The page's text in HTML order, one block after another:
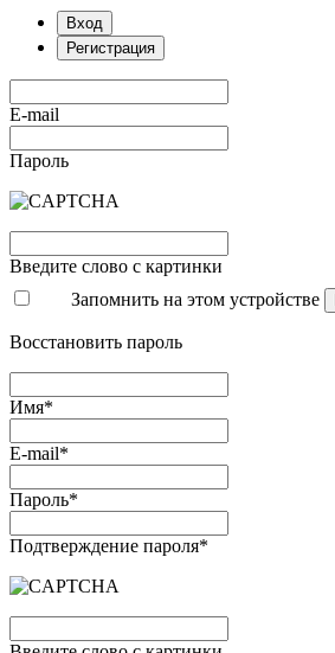
Вход
Регистрация
E-mail
Пароль
Введите слово с картинки
Запомнить на этом устройстве
Восстановить пароль
Имя*
E-mail*
Пароль*
Подтверждение пароля*